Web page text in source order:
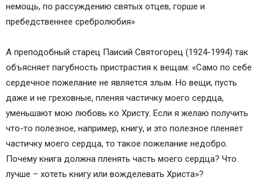
немощь, по рассуждению святых отцев, горше и
пребедственнее сребролюбия»
А преподобный старец Паисий Святогорец (1924-1994) так
объясняет пагубность пристрастия к вещам: «Само по себе
сердечное пожелание не является злым. Но вещи, пусть
даже и не греховные, пленяя частичку моего сердца,
уменьшают мою любовь ко Христу. Если я желаю получить
что-то полезное, например, книгу, и это полезное пленяет
частичку моего сердца, то такое пожелание недобро.
Почему книга должна пленять часть моего сердца? Что
лучше – хотеть книгу или вожделевать Христа»?